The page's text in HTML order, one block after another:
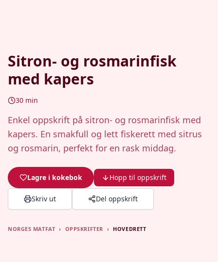
Sitron- og rosmarinfisk
med kapers
30 min
Enkel oppskrift på sitron- og rosmarinfisk med
kapers. En smakfull og lett fiskerett med sitrus
og rosmarin, perfekt for en rask middag.
Lagre i kokebok Hopp til oppskrift
Skriv ut Del oppskrift
NORGES MATFAT › OPPSKRIFTER › HOVEDRETT